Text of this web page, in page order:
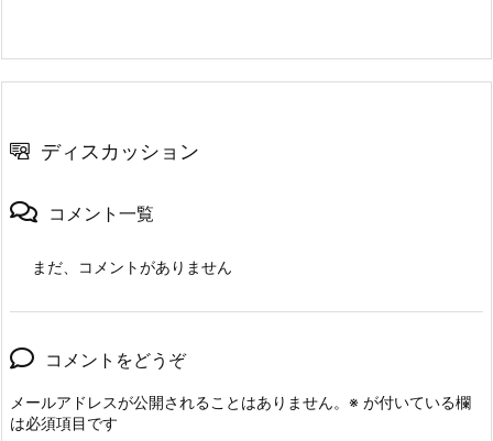
ディスカッション
コメント一覧
まだ、コメントがありません
コメントをどうぞ
メールアドレスが公開されることはありません。 ※ が付いている欄
は必須項目です